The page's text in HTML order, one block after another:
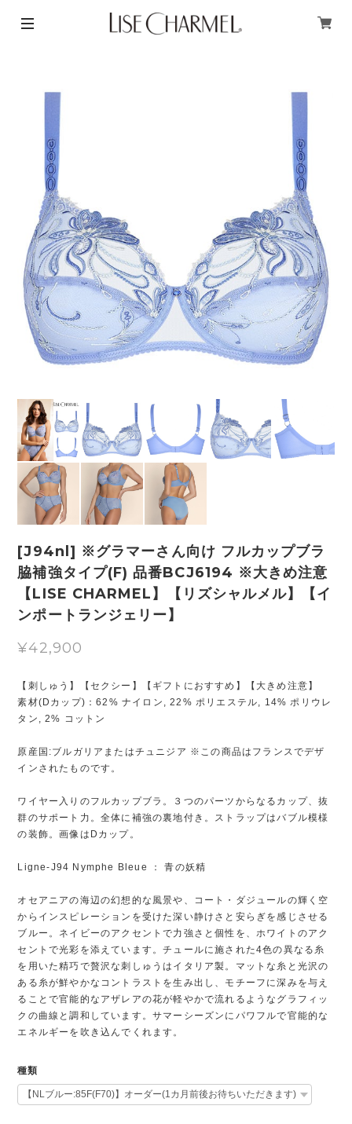
[J94nl] ※グラマーさん向け フルカップブラ
脇補強タイプ(F) 品番BCJ6194 ※大きめ注意
【LISE CHARMEL】【リズシャルメル】【イ
ンポートランジェリー】
¥42,900
【刺しゅう】【セクシー】【ギフトにおすすめ】【大きめ注意】
素材(Dカップ)：62% ナイロン, 22% ポリエステル, 14% ポリウレ
タン, 2% コットン
原産国:ブルガリアまたはチュニジア ※この商品はフランスでデザ
インされたものです。
ワイヤー入りのフルカップブラ。３つのパーツからなるカップ、抜
群のサポート力。全体に補強の裏地付き。ストラップはバブル模様
の装飾。画像はDカップ。
Ligne-J94 Nymphe Bleue ： 青の妖精
オセアニアの海辺の幻想的な風景や、コート・ダジュールの輝く空
からインスピレーションを受けた深い静けさと安らぎを感じさせる
ブルー。ネイビーのアクセントで力強さと個性を、ホワイトのアク
セントで光彩を添えています。チュールに施された4色の異なる糸
を用いた精巧で贅沢な刺しゅうはイタリア製。マットな糸と光沢の
ある糸が鮮やかなコントラストを生み出し、モチーフに深みを与え
ることで官能的なアザレアの花が軽やかで流れるようなグラフィッ
クの曲線と調和しています。サマーシーズンにパワフルで官能的な
エネルギーを吹き込んでくれます。
種類